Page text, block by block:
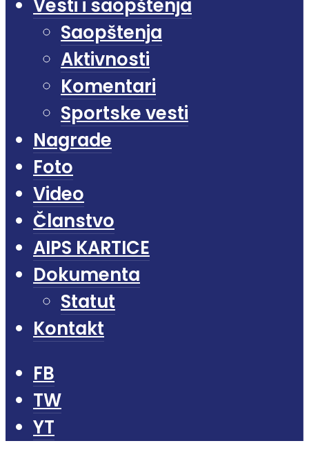
Vesti i saopštenja
Saopštenja
Aktivnosti
Komentari
Sportske vesti
Nagrade
Foto
Video
Članstvo
AIPS KARTICE
Dokumenta
Statut
Kontakt
FB
TW
YT